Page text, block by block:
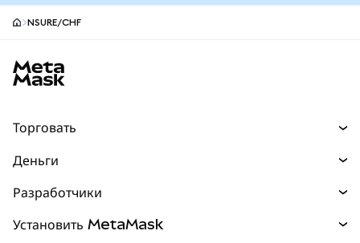
NSURE/CHF
Торговать
Прогнозы
Перпы НОВИНКА
Деньги
mUSD
Разработчики
Установить MetaMask